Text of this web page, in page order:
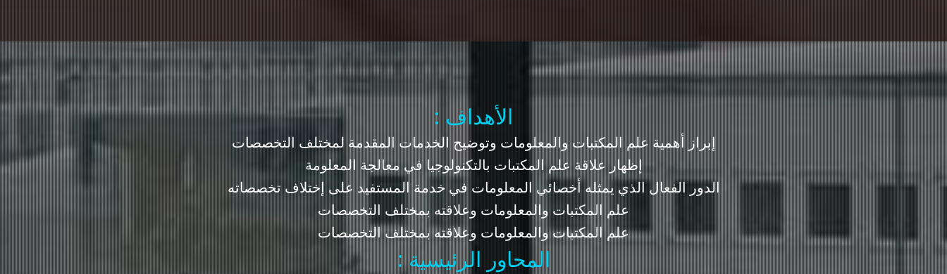
: الأهداف
إبراز أهمية علم المكتبات والمعلومات وتوضيح الخدمات المقدمة لمختلف التخصصات
إظهار علاقة علم المكتبات بالتكنولوجيا في معالجة المعلومة
الدور الفعال الذي يمثله أخصائي المعلومات في خدمة المستفيد على إختلاف تخصصاته
علم المكتبات والمعلومات وعلاقته بمختلف التخصصات
علم المكتبات والمعلومات وعلاقته بمختلف التخصصات
: المحاور الرئيسية